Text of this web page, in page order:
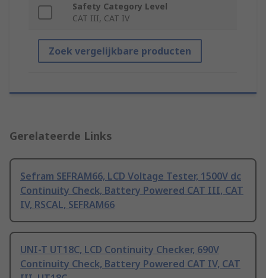
Safety Category Level
CAT III, CAT IV
Zoek vergelijkbare producten
Gerelateerde Links
Sefram SEFRAM66, LCD Voltage Tester, 1500V dc
Continuity Check, Battery Powered CAT III, CAT
IV, RSCAL, SEFRAM66
UNI-T UT18C, LCD Continuity Checker, 690V
Continuity Check, Battery Powered CAT IV, CAT